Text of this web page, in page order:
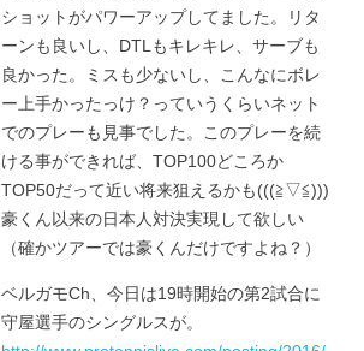
ショットがパワーアップしてました。リタ
ーンも良いし、DTLもキレキレ、サーブも
良かった。ミスも少ないし、こんなにボレ
ー上手かったっけ？っていうくらいネット
でのプレーも見事でした。このプレーを続
ける事ができれば、TOP100どころか
TOP50だって近い将来狙えるかも(((≧▽≦)))
豪くん以来の日本人対決実現して欲しい
（確かツアーでは豪くんだけですよね？）
ベルガモCh、今日は19時開始の第2試合に
守屋選手のシングルスが。